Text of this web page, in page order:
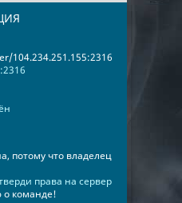
104.234.251.155:2316
потому что владелец
права на сервер
команде!